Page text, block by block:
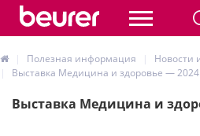
Полезная информация
Новости
Выставка Медицина и здоровье — 2024
Выставка Медицина и